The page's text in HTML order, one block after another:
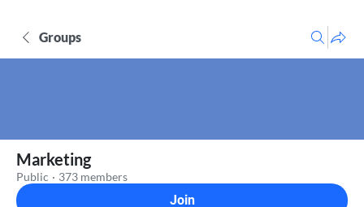
Groups
Marketing
Public · 373 members
Join